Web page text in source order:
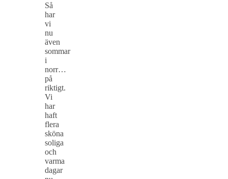
Så
har
vi
nu
även
sommar
i
norr…
på
riktigt.
Vi
har
haft
flera
sköna
soliga
och
varma
dagar